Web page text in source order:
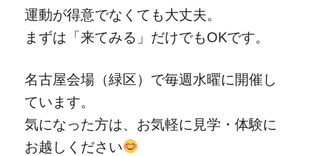
運動が得意でなくても大丈夫。
まずは「来てみる」だけでもOKです。
名古屋会場（緑区）で毎週水曜に開催し
ています。
気になった方は、お気軽に見学・体験に
お越しください